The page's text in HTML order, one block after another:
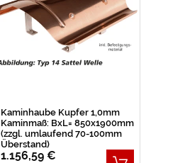
Kaminhaube Kupfer 1,0mm
Kaminmaß: BxL= 850x1900mm
(zzgl. umlaufend 70-100mm
Überstand)
1.156,59 €